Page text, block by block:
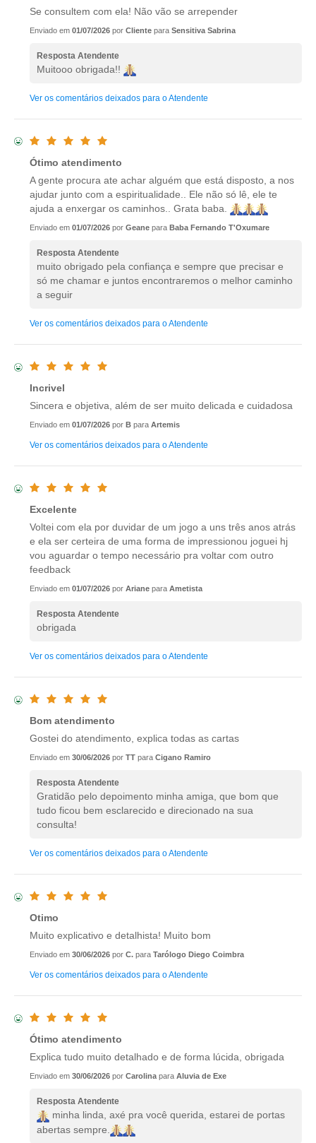
Se consultem com ela! Não vão se arrepender
Enviado em 01/07/2026 por Cliente para Sensitiva Sabrina
Resposta Atendente
Muitooo obrigada!!
Ver os comentários deixados para o Atendente
Ótimo atendimento
A gente procura ate achar alguém que está disposto, a nos
ajudar junto com a espiritualidade.. Ele não só lê, ele te
ajuda a enxergar os caminhos.. Grata baba.
Enviado em 01/07/2026 por Geane para Baba Fernando T'Oxumare
Resposta Atendente
muito obrigado pela confiança e sempre que precisar e
só me chamar e juntos encontraremos o melhor caminho
a seguir
Ver os comentários deixados para o Atendente
Incrivel
Sincera e objetiva, além de ser muito delicada e cuidadosa
Enviado em 01/07/2026 por B para Artemis
Ver os comentários deixados para o Atendente
Excelente
Voltei com ela por duvidar de um jogo a uns três anos atrás
e ela ser certeira de uma forma de impressionou joguei hj
vou aguardar o tempo necessário pra voltar com outro
feedback
Enviado em 01/07/2026 por Ariane para Ametista
Resposta Atendente
obrigada
Ver os comentários deixados para o Atendente
Bom atendimento
Gostei do atendimento, explica todas as cartas
Enviado em 30/06/2026 por TT para Cigano Ramiro
Resposta Atendente
Gratidão pelo depoimento minha amiga, que bom que
tudo ficou bem esclarecido e direcionado na sua
consulta!
Ver os comentários deixados para o Atendente
Otimo
Muito explicativo e detalhista! Muito bom
Enviado em 30/06/2026 por C. para Tarólogo Diego Coimbra
Ver os comentários deixados para o Atendente
Ótimo atendimento
Explica tudo muito detalhado e de forma lúcida, obrigada
Enviado em 30/06/2026 por Carolina para Aluvia de Exe
Resposta Atendente
minha linda, axé pra você querida, estarei de portas
abertas sempre.